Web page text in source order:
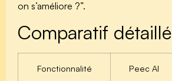
on s’améliore ?”.
Comparatif détaillé
Fonctionnalité Peec AI